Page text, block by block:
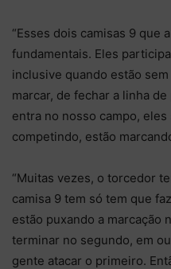
“Esses dois camisas 9 que
fundamentais. Eles
inclusive quando estão
marcar, de fechar a linha
entra no nosso campo,
competindo, estão
“Muitas vezes, o torcedor
camisa 9 tem só tem que
estão puxando a marcação
terminar no segundo, em
gente atacar o primeiro.